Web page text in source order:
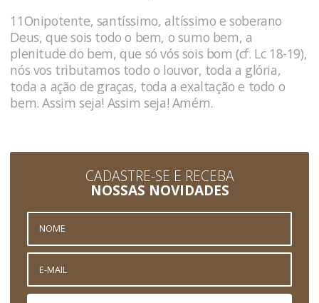
11Onipotente, santíssimo, altíssimo e soberano
Deus, que sois todo o bem, o sumo bem, a
plenitude do bem, que só vós sois bom (cf. Lc 18-19),
nós vos tributamos todo o louvor, toda a glória,
toda a ação de graças, toda a exaltação e todo o
bem. Assim seja! Assim seja! Amém.
CADASTRE-SE E RECEBA
NOSSAS NOVIDADES